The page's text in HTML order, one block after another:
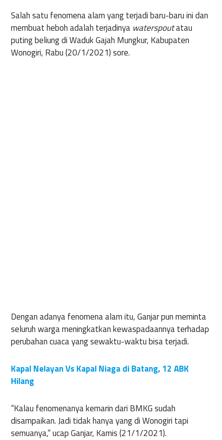
Salah satu fenomena alam yang terjadi baru-baru ini dan
membuat heboh adalah terjadinya waterspoutatau
puting beliung di Waduk Gajah Mungkur, Kabupaten
Wonogiri, Rabu (20/1/2021) sore.
Dengan adanya fenomena alam itu, Ganjar pun meminta
seluruh warga meningkatkan kewaspadaannya terhadap
perubahan cuaca yang sewaktu-waktu bisa terjadi.
Kapal Nelayan Vs Kapal Niaga di Batang, 12 ABK
Hilang
“Kalau fenomenanya kemarin dari BMKG sudah
disampaikan. Jadi tidak hanya yang di Wonogiri tapi
semuanya,” ucap Ganjar, Kamis (21/1/2021).